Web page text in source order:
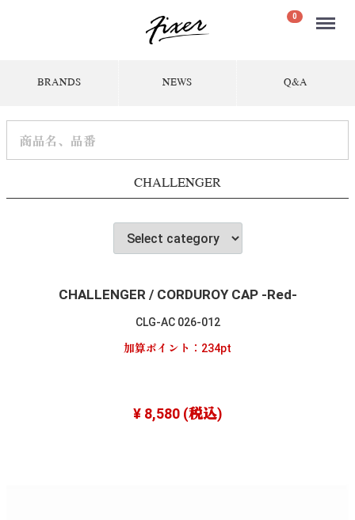
0 Menu
BRANDS NEWS Q&A
CHALLENGER
CHALLENGER / CORDUROY CAP -Red-
CLG-AC 026-012
加算ポイント： 234pt
¥ 8,580(税込)